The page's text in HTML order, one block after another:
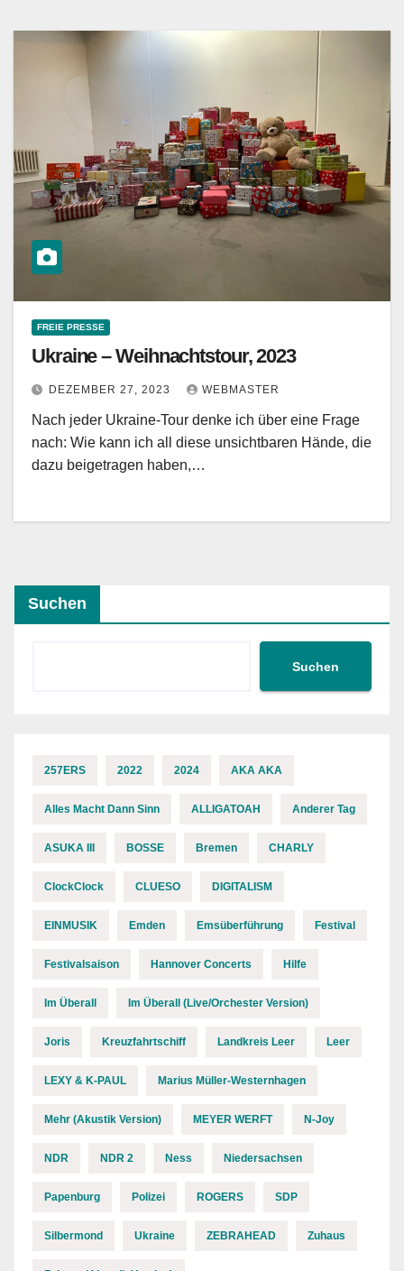
FREIE PRESSE
Ukraine – Weihnachtstour, 2023
DEZEMBER 27, 2023 WEBMASTER
Nach jeder Ukraine-Tour denke ich über eine Frage
nach: Wie kann ich all diese unsichtbaren Hände, die
dazu beigetragen haben,…
Suchen
Suchen
257ERS 2022 2024 AKA AKA
Alles Macht Dann Sinn ALLIGATOAH Anderer Tag
ASUKA III BOSSE Bremen CHARLY
ClockClock CLUESO DIGITALISM
EINMUSIK Emden Emsüberführung Festival
Festivalsaison Hannover Concerts Hilfe
Im Überall Im Überall (Live/Orchester Version)
Joris Kreuzfahrtschiff Landkreis Leer Leer
LEXY & K-PAUL Marius Müller-Westernhagen
Mehr (Akustik Version) MEYER WERFT N-Joy
NDR NDR 2 Ness Niedersachsen
Papenburg Polizei ROGERS SDP
Silbermond Ukraine ZEBRAHEAD Zuhaus